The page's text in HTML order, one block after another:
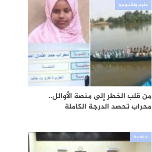
علوم وتكنلوجيا
من قلب الخطر إلى منصة الأوائل..
محراب تحصد الدرجة الكاملة
سياسية